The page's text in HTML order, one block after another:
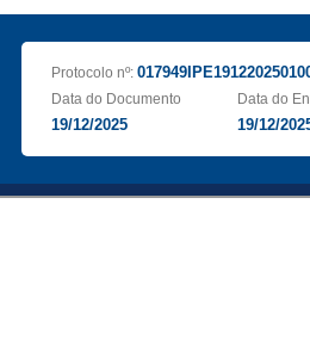
Protocolo nº:
Data do Documento
19/12/2025
Data do
19/12/